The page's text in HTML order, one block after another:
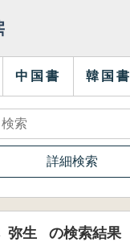
中国書 韓国書
詳細検索
弥生 の検索結果